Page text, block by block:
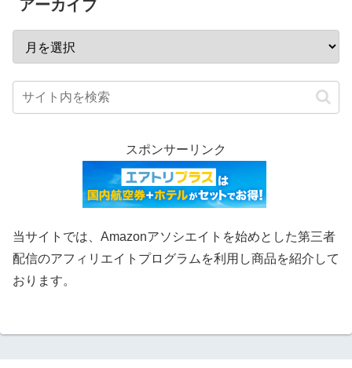
アーカイブ
スポンサーリンク
当サイトでは、Amazonアソシエイトを始めとした第三者
配信のアフィリエイトプログラムを利用し商品を紹介して
おります。